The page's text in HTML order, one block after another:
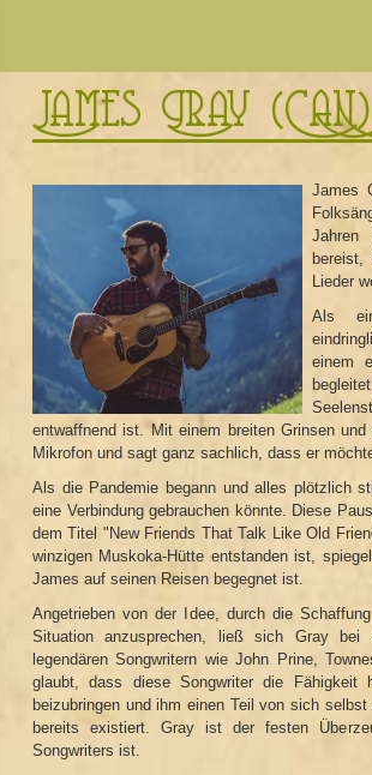
James Gray (CAN)
James
Jahren
Lieder
Als
einem
entwaffnend ist. Mit einem breiten Grinsen
Mikrofon und sagt ganz sachlich, dass er
Als die Pandemie begann und alles plötzlich
eine Verbindung gebrauchen könnte. Diese
dem Titel "New Friends That Talk Like Old
winzigen Muskoka-Hütte entstanden ist,
James auf seinen Reisen begegnet ist.
Angetrieben von der Idee, durch die
Situation anzusprechen, ließ sich Gray
legendären Songwritern wie John Prine,
glaubt, dass diese Songwriter die
beizubringen und ihm einen Teil von sich
bereits existiert. Gray ist der festen
Songwriters ist.